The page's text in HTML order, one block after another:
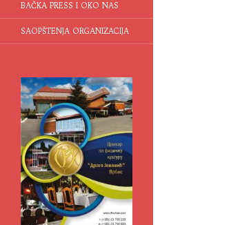
BAČKA PRESS I OKO NAS
SAOPŠTENJA ORGANIZACIJA